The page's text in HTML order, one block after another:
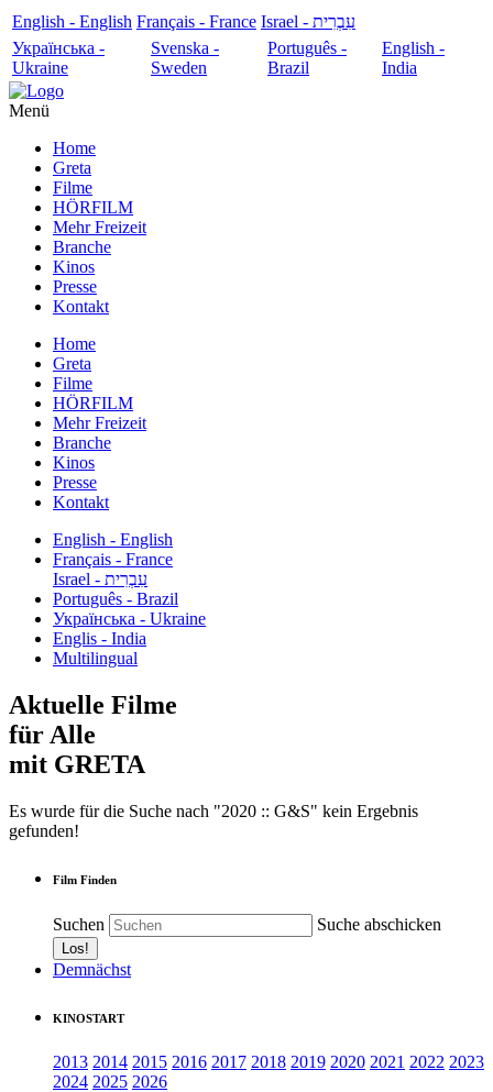
English - English Français - France
עִבְרִית - Israel
Українська -
Ukraine
Svenska -
Sweden
Português -
Brazil
English -
India
Menü
Home
Greta
Filme
HÖRFILM
Mehr Freizeit
Branche
Kinos
Presse
Kontakt
Home
Greta
Filme
HÖRFILM
Mehr Freizeit
Branche
Kinos
Presse
Kontakt
English - English
Français - France
עִבְרִית - Israel
Português - Brazil
Українська - Ukraine
Englis - India
Multilingual
Aktuelle Filme
für Alle
mit GRETA
Es wurde für die Suche nach "2020 :: G&S" kein Ergebnis
gefunden!
Film Finden
Suchen Suche abschicken
Demnächst
KINOSTART
2013 2014 2015 2016 2017 2018 2019 2020 2021 2022 2023
2024 2025 2026